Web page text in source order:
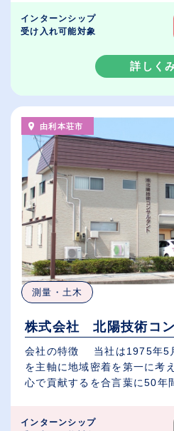
インターンシップ
受け入れ可能対象
詳しく
由利本荘市
測量・土木
株式会社 北陽技術コン
会社の特徴 当社は1975年5
を主軸に地域密着を第一に考
心で貢献するを合言葉に50年
インターンシップ